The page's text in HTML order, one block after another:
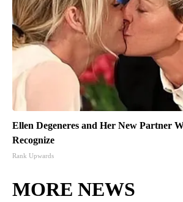
Ellen Degeneres and Her New Partner
Recognize
Rank Upwards
MORE NEWS